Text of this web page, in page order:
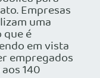
Empresas
uma
que é
em vista
empregados
140